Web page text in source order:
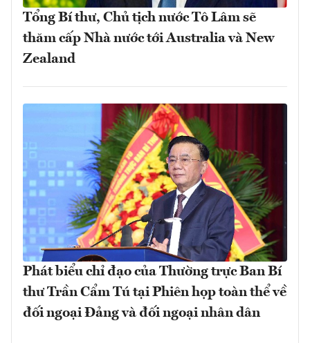
Tổng Bí thư, Chủ tịch nước Tô Lâm sẽ
thăm cấp Nhà nước tới Australia và New
Zealand
Phát biểu chỉ đạo của Thường trực Ban Bí
thư Trần Cẩm Tú tại Phiên họp toàn thể về
đối ngoại Đảng và đối ngoại nhân dân